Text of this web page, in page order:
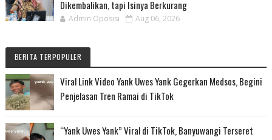
Dikembalikan, tapi Isinya Berkurang
Admin Oposisi Aug 06, 2026
BERITA TERPOPULER
Viral Link Video Yank Uwes Yank Gegerkan Medsos, Begini
Penjelasan Tren Ramai di TikTok
“Yank Uwes Yank” Viral di TikTok, Banyuwangi Terseret